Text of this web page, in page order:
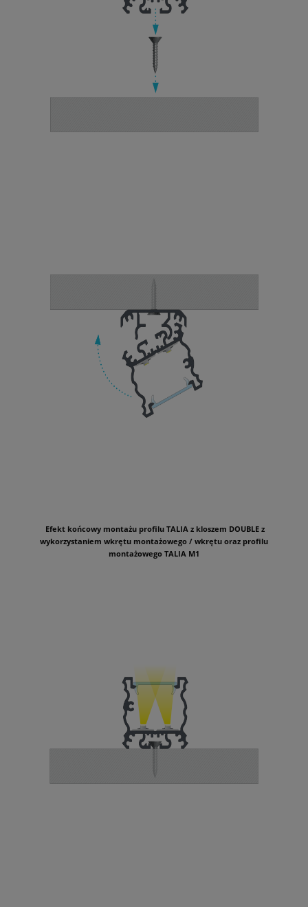
Efekt końcowy montażu profilu TALIA z kloszem DOUBLE z
wykorzystaniem wkrętu montażowego / wkrętu oraz profilu
montażowego TALIA M1